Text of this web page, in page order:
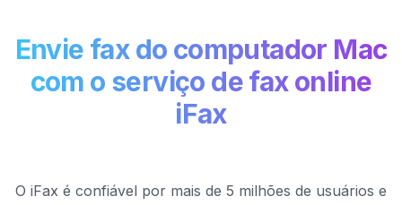
Envie fax do computador Mac
com o serviço de fax online
iFax
O iFax é confiável por mais de 5 milhões de usuários e